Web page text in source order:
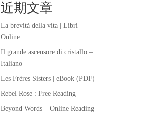
近期文章
La brevità della vita | Libri
Online
Il grande ascensore di cristallo –
Italiano
Les Frères Sisters | eBook (PDF)
Rebel Rose : Free Reading
Beyond Words – Online Reading